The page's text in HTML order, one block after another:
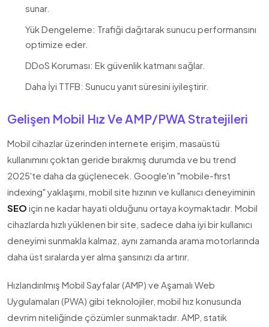
sunar.
Yük Dengeleme: Trafiği dağıtarak sunucu performansını
optimize eder.
DDoS Koruması: Ek güvenlik katmanı sağlar.
Daha İyi TTFB: Sunucu yanıt süresini iyileştirir.
Gelişen Mobil Hız Ve AMP/PWA Stratejileri
Mobil cihazlar üzerinden internete erişim, masaüstü
kullanımını çoktan geride bırakmış durumda ve bu trend
2025'te daha da güçlenecek. Google'ın "mobile-first
indexing" yaklaşımı, mobil site hızının ve kullanıcı deneyiminin
SEO için ne kadar hayati olduğunu ortaya koymaktadır. Mobil
cihazlarda hızlı yüklenen bir site, sadece daha iyi bir kullanıcı
deneyimi sunmakla kalmaz, aynı zamanda arama motorlarında
daha üst sıralarda yer alma şansınızı da artırır.
Hızlandırılmış Mobil Sayfalar (AMP) ve Aşamalı Web
Uygulamaları (PWA) gibi teknolojiler, mobil hız konusunda
devrim niteliğinde çözümler sunmaktadır. AMP, statik